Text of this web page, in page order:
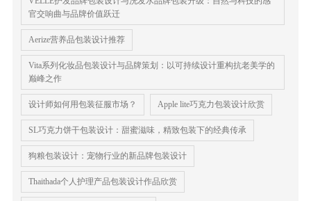
官交响曲与品牌价值跃迁
Aerize营养品包装设计推荐
Vita系列化妆品包装设计与品牌策划：以可持续设计重构抗老美学的
巅峰之作
设计师如何用包装征服市场？ Apple lite巧克力包装设计欣赏
SL巧克力饼干包装设计：甜蜜滋味，精致包装下的经典传承
狗粮包装设计：宠物行业的新品牌包装设计
Thaithada个人护理产品包装设计作品欣赏